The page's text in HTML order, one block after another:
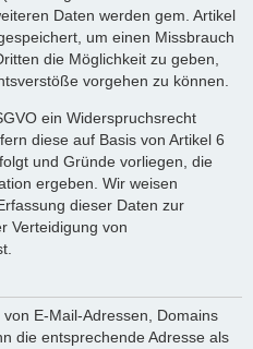
Daten werden gem. Artikel
um einen Missbrauch
die Möglichkeit zu geben,
vorgehen zu können.
ein Widerspruchsrecht
diese auf Basis von Artikel 6
und Gründe vorliegen, die
ergeben. Wir weisen
dieser Daten zur
Verteidigung von
E-Mail-Adressen, Domains
die entsprechende Adresse als